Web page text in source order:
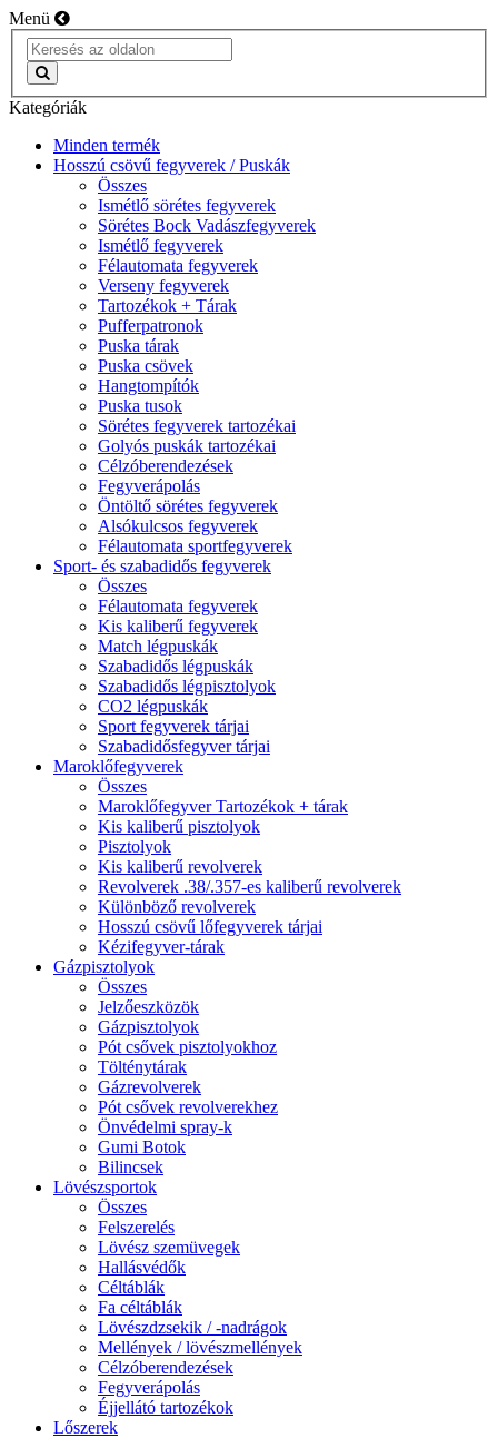
Menü
Kategóriák
Minden termék
Hosszú csövű fegyverek / Puskák
Összes
Ismétlő sörétes fegyverek
Sörétes Bock Vadászfegyverek
Ismétlő fegyverek
Félautomata fegyverek
Verseny fegyverek
Tartozékok + Tárak
Pufferpatronok
Puska tárak
Puska csövek
Hangtompítók
Puska tusok
Sörétes fegyverek tartozékai
Golyós puskák tartozékai
Célzóberendezések
Fegyverápolás
Öntöltő sörétes fegyverek
Alsókulcsos fegyverek
Félautomata sportfegyverek
Sport- és szabadidős fegyverek
Összes
Félautomata fegyverek
Kis kaliberű fegyverek
Match légpuskák
Szabadidős légpuskák
Szabadidős légpisztolyok
CO2 légpuskák
Sport fegyverek tárjai
Szabadidősfegyver tárjai
Maroklőfegyverek
Összes
Maroklőfegyver Tartozékok + tárak
Kis kaliberű pisztolyok
Pisztolyok
Kis kaliberű revolverek
Revolverek .38/.357-es kaliberű revolverek
Különböző revolverek
Hosszú csövű lőfegyverek tárjai
Kézifegyver-tárak
Gázpisztolyok
Összes
Jelzőeszközök
Gázpisztolyok
Pót csővek pisztolyokhoz
Tölténytárak
Gázrevolverek
Pót csővek revolverekhez
Önvédelmi spray-k
Gumi Botok
Bilincsek
Lövészsportok
Összes
Felszerelés
Lövész szemüvegek
Hallásvédők
Céltáblák
Fa céltáblák
Lövészdzsekik / -nadrágok
Mellények / lövészmellények
Célzóberendezések
Fegyverápolás
Éjjellátó tartozékok
Lőszerek